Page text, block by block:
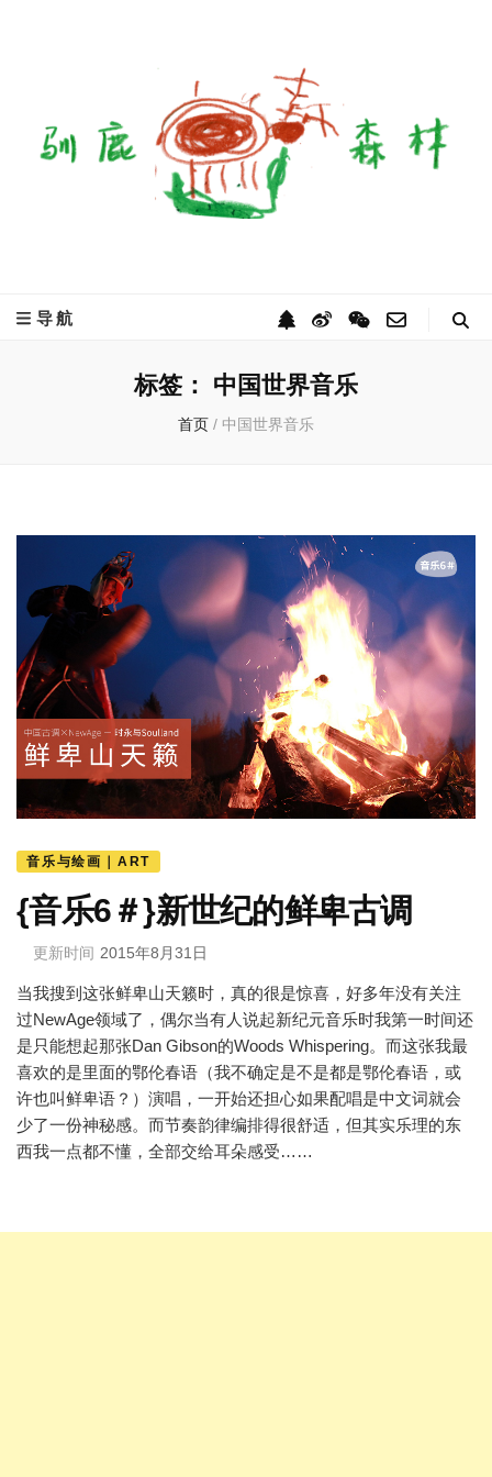
导航
标签： 中国世界音乐
首页 / 中国世界音乐
音乐与绘画｜ART
{音乐6＃}新世纪的鲜卑古调
更新时间 2015年8月31日
当我搜到这张鲜卑山天籁时，真的很是惊喜，好多年没有关注
过NewAge领域了，偶尔当有人说起新纪元音乐时我第一时间还
是只能想起那张Dan Gibson的Woods Whispering。而这张我最
喜欢的是里面的鄂伦春语（我不确定是不是都是鄂伦春语，或
许也叫鲜卑语？）演唱，一开始还担心如果配唱是中文词就会
少了一份神秘感。而节奏韵律编排得很舒适，但其实乐理的东
西我一点都不懂，全部交给耳朵感受……